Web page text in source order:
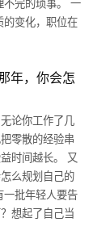
不完的琐事。 一
的变化，职位在
年，你会怎
论你工作了几
零散的经验串
时间越长。 又
么规划自己的
一批年轻人要告
想起了自己当